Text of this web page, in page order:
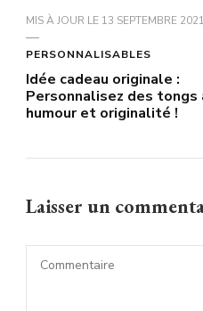
MIS À JOUR LE 13 SEPTEMBRE 2021
PERSONNALISABLES
Idée cadeau originale :
Personnalisez des tongs
humour et originalité !
Laisser un